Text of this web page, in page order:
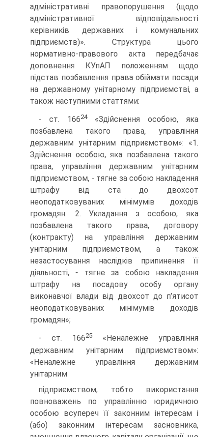
адміністративні правопорушення (щодо
адміністративної відповідальності
керівників державних і комунальних
підприємств)». Структура цього
нормативно-правового акта передбачає
доповнення КУпАП положенням щодо
підстав позбавлення права обіймати посади
на державному унітарному підприємстві, а
також наступними статтями:
- ст. 16624«Здійснення особою, яка
позбавлена такого права, управління
державним унітарним підприємством»: «1.
Здійснення особою, яка позбавлена такого
права, управління державним унітарним
підприємством, - тягне за собою накладення
штрафу від ста до двохсот
неоподатковуваних мінімумів доходів
громадян. 2. Укладання з особою, яка
позбавлена такого права, договору
(контракту) на управління державним
унітарним підприємством, а також
незастосування наслідків припинення її
діяльності, - тягне за собою накладення
штрафу на посадову особу органу
виконавчої влади від двохсот до п’ятисот
неоподатковуваних мінімумів доходів
громадян»;
- ст. 16625
«Неналежне управління
державним унітарним підприємством»:
«Неналежне управління державним
унітарним
підприємством, тобто використання
повноважень по управлінню юридичною
особою всупереч її законним інтересам і
(або) законним інтересам засновника,